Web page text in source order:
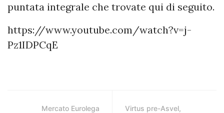
puntata integrale che trovate qui di seguito.
https://www.youtube.com/watch?v=j-
Pz1IDPCqE
Mercato Eurolega
Virtus pre-Asvel,